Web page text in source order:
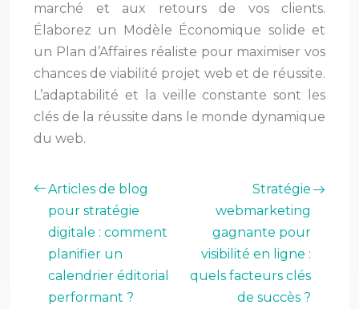
marché et aux retours de vos clients.
Élaborez un Modèle Économique solide et
un Plan d’Affaires réaliste pour maximiser vos
chances de viabilité projet web et de réussite.
L’adaptabilité et la veille constante sont les
clés de la réussite dans le monde dynamique
du web.
Articles de blog
pour stratégie
digitale : comment
planifier un
calendrier éditorial
performant ?
Stratégie
webmarketing
gagnante pour
visibilité en ligne :
quels facteurs clés
de succès ?